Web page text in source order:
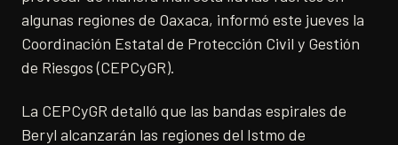
algunas regiones de Oaxaca, informó este jueves la
Coordinación Estatal de Protección Civil y Gestión
de Riesgos (CEPCyGR).
La CEPCyGR detalló que las bandas espirales de
Beryl alcanzarán las regiones del Istmo de